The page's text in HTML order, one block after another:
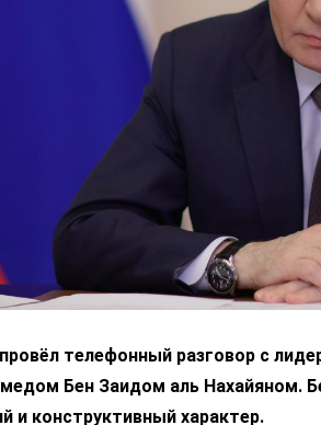
телефонный разговор с
Бен Заидом аль Нахайяном.
и конструктивный характер.